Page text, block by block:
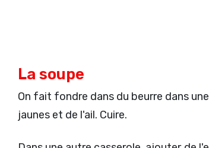
La soupe
On fait fondre dans du beurre dans
jaunes et de l'ail. Cuire.